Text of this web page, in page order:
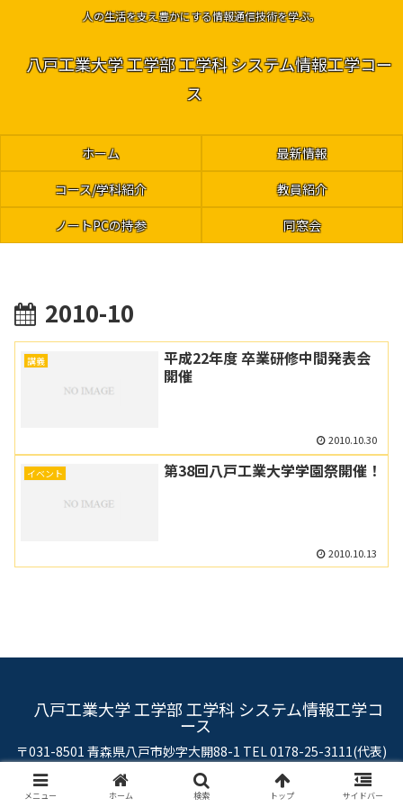
人の生活を支え豊かにする情報通信技術を学ぶ。
八戸工業大学 工学部 工学科 システム情報工学コー
ス
ホーム
最新情報
コース/学科紹介
教員紹介
ノートPCの持参
同窓会
2010-10
講義
平成22年度 卒業研修中間発表会
開催
2010.10.30
イベント 第38回八戸工業大学学園祭開催！
2010.10.13
八戸工業大学 工学部 工学科 システム情報工学コ
ース
〒031-8501 青森県八戸市妙字大開88-1 TEL 0178-25-3111(代表)
メニュー ホーム 検索 トップ サイドバー